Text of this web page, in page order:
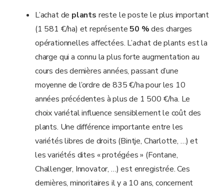
L’achat de plants reste le poste le plus important
(1 581 €/ha) et représente50 %des charges
opérationnelles affectées. L’achat de plants est la
charge qui a connu la plus forte augmentation au
cours des dernières années, passant d’une
moyenne de l’ordre de 835 €/ha pour les 10
années précédentes à plus de 1 500 €/ha. Le
choix variétal influence sensiblement le coût des
plants. Une différence importante entre les
variétés libres de droits (Bintje, Charlotte, …) et
les variétés dites « protégées » (Fontane,
Challenger, Innovator, …) est enregistrée. Ces
dernières, minoritaires il y a 10 ans, concernent